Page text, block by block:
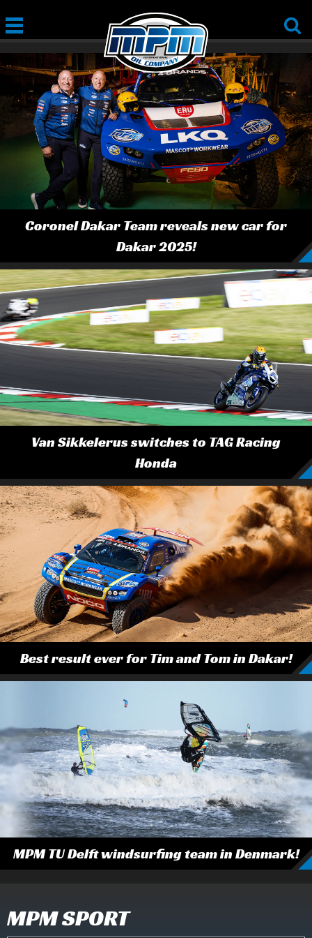
Coronel Dakar Team reveals new car for
Dakar 2025!
Van Sikkelerus switches to TAG Racing
Honda
Best result ever for Tim and Tom in Dakar!
MPM TU Delft windsurfing team in Denmark!
MPM SPORT